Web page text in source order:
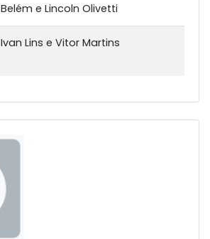
Belém e Lincoln Olivetti
Ivan Lins e Vitor Martins